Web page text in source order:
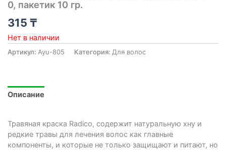
0, пакетик 10 гр.
315 ₸
Нет в наличии
Артикул: Ayu-805 Категория: Для волос
Описание
Травяная краска Radico, содержит натуральную хну и
редкие травы для лечения волос как главные
компоненты, и которые не только защищают и питают, но